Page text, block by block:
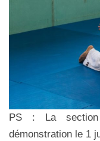
PS : La
démonstration le 1